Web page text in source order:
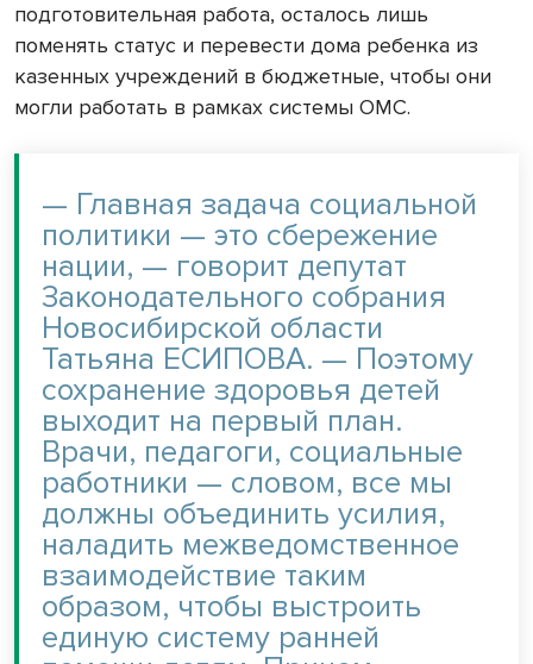
подготовительная работа, осталось лишь
поменять статус и перевести дома ребенка из
казенных учреждений в бюджетные, чтобы они
могли работать в рамках системы ОМС.
— Главная задача социальной
политики — это сбережение
нации, — говорит депутат
Законодательного собрания
Новосибирской области
Татьяна ЕСИПОВА. — Поэтому
сохранение здоровья детей
выходит на первый план.
Врачи, педагоги, социальные
работники — словом, все мы
должны объединить усилия,
наладить межведомственное
взаимодействие таким
образом, чтобы выстроить
единую систему ранней